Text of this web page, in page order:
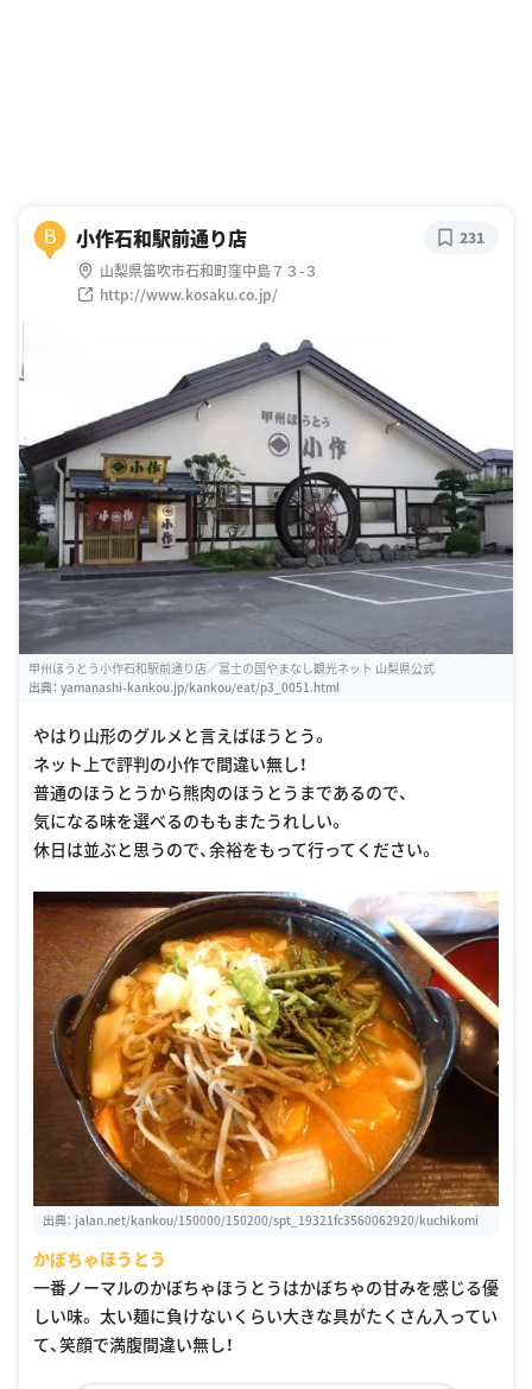
B 小作石和駅前通り店
山梨県笛吹市石和町窪中島７３-３
http://www.kosaku.co.jp/
231
甲州ほうとう小作石和駅前通り店／富士の国やまなし観光ネット 山梨県公式
出典： yamanashi-kankou.jp/kankou/eat/p3_0051.html
やはり山形のグルメと言えばほうとう。
ネット上で評判の小作で間違い無し！
普通のほうとうから熊肉のほうとうまであるので、
気になる味を選べるのももまたうれしい。
休日は並ぶと思うので、余裕をもって行ってください。
出典： jalan.net/kankou/150000/150200/spt_19321fc3560062920/kuchikomi
かぼちゃほうとう
一番ノーマルのかぼちゃほうとうはかぼちゃの甘みを感じる優
しい味。 太い麺に負けないくらい大きな具がたくさん入ってい
て、笑顔で満腹間違い無し！